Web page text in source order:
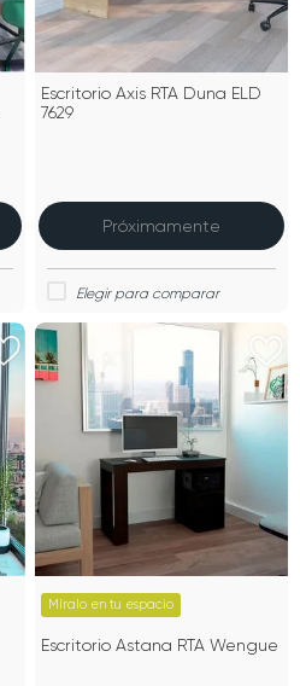
Escritorio Axis RTA Duna ELD
7629
Próximamente
Míralo en tu espacio
Escritorio Astana RTA Wengue